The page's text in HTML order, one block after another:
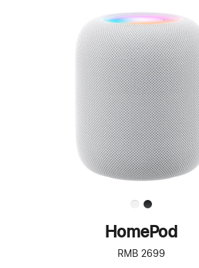
进
一
步
了
解
HomePod<
HomePod
RMB 2699